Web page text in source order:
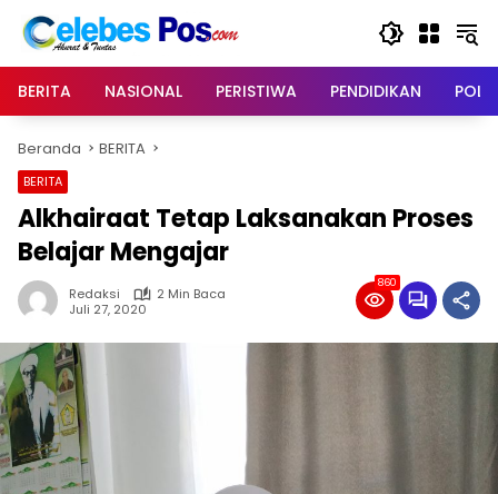
Langsung
konten
BERITA
NASIONAL PERISTIWA PENDIDIKAN
Beranda BERITA
BERITA
Alkhairaat Tetap Laksanakan Proses
Belajar Mengajar
Redaksi
2 Min Baca
Juli 27, 2020
860